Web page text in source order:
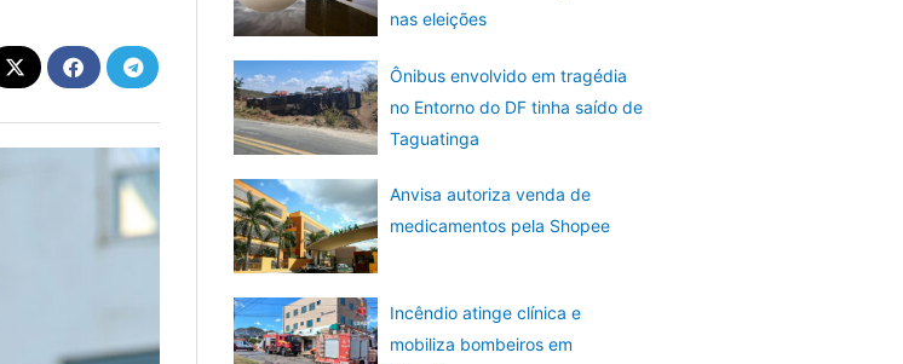
nas eleições
Ônibus envolvido em tragédia
no Entorno do DF tinha saído de
Taguatinga
Anvisa autoriza venda de
medicamentos pela Shopee
Incêndio atinge clínica e
mobiliza bombeiros em